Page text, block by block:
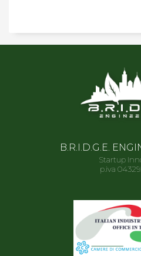
B.R.I.D.G.E.
Startup
p.iva